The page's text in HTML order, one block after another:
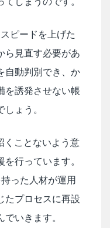
ピードを上げた
ら見直す必要があ
自動判別でき、か
を誘発させない帳
ょう。
くことないよう意
行っています。
った人材が運用
たプロセスに再設
いきます。